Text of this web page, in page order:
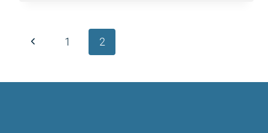
Paginanavigatie
Vorige
1 2